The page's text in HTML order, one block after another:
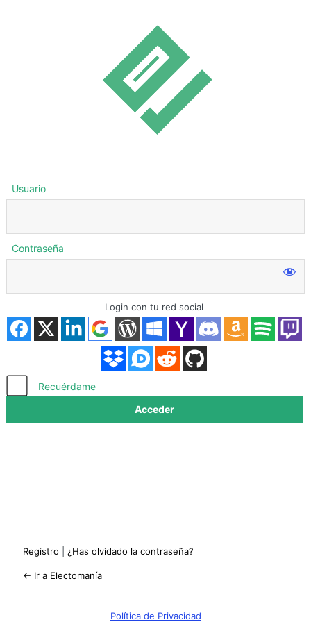
Acceder
Usuario
Contraseña
Login con tu red social
Recuérdame
Registro ¿Has olvidado la contraseña?
← Ir a Electomanía
Política de Privacidad